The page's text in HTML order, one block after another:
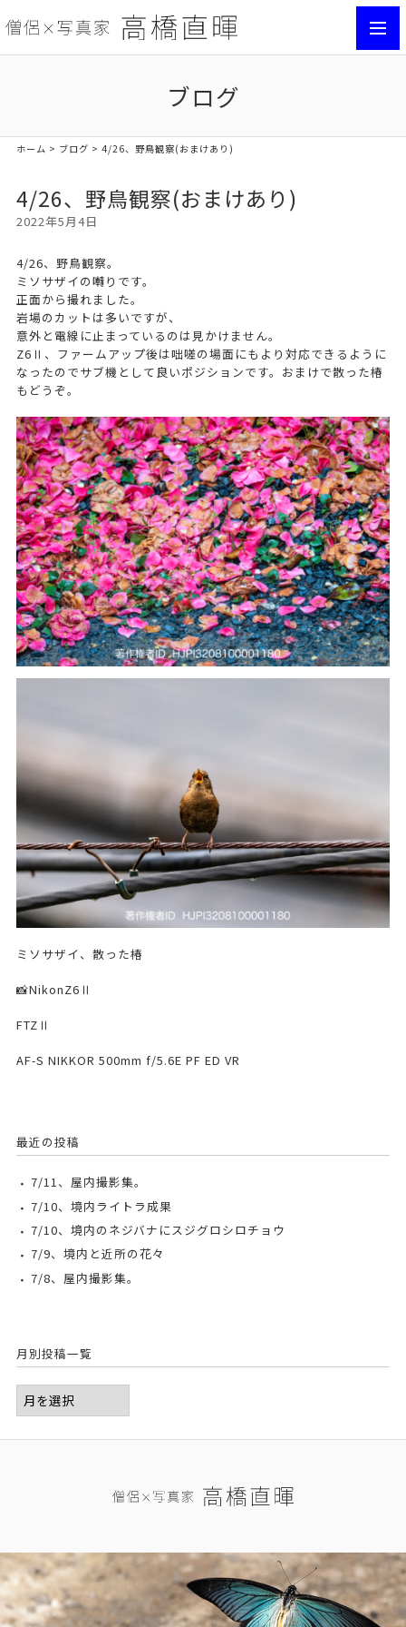
ブログ
ホーム > ブログ > 4/26、野鳥観察(おまけあり)
4/26、野鳥観察(おまけあり)
2022年5月4日
4/26、野鳥観察。
ミソサザイの囀りです。
正面から撮れました。
岩場のカットは多いですが、
意外と電線に止まっているのは見かけません。
Z6Ⅱ、ファームアップ後は咄嗟の場面にもより対応できるように
なったのでサブ機として良いポジションです。おまけで散った椿
もどうぞ。
ミソサザイ、散った椿
📸NikonZ6Ⅱ
FTZⅡ
AF-S NIKKOR 500mm f/5.6E PF ED VR
最近の投稿
7/11、屋内撮影集。
7/10、境内ライトラ成果
7/10、境内のネジバナにスジグロシロチョウ
7/9、境内と近所の花々
7/8、屋内撮影集。
月別投稿一覧